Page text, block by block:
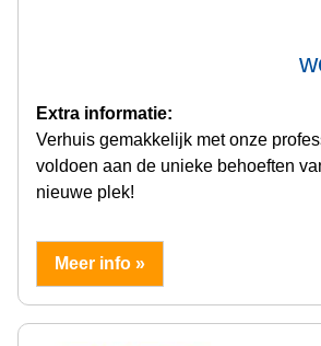
Extra informatie:
Verhuis gemakkelijk met onze
voldoen aan de unieke behoeften
nieuwe plek!
Meer info »